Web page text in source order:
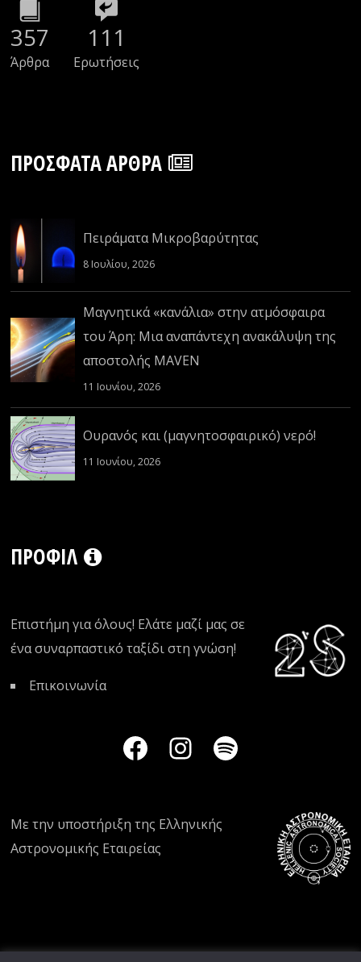
357
Άρθρα
111
Ερωτήσεις
ΠΡΌΣΦΑΤΑ ΆΡΘΡΑ
Πειράματα Μικροβαρύτητας
8 Ιουλίου, 2026
Μαγνητικά «κανάλια» στην ατμόσφαιρα
του Άρη: Μια αναπάντεχη ανακάλυψη της
αποστολής MAVEN
11 Ιουνίου, 2026
Ουρανός και (μαγνητοσφαιρικό) νερό!
11 Ιουνίου, 2026
ΠΡΟΦΊΛ
Επιστήμη για όλους! Ελάτε μαζί μας σε
ένα συναρπαστικό ταξίδι στη γνώση!
Επικοινωνία
Με την υποστήριξη της Ελληνικής
Αστρονομικής Εταιρείας